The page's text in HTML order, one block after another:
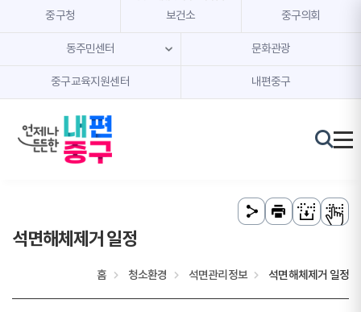
본문 내용 바로가기
주메뉴 바로가기
중구청 보건소 중구의회
동주민센터 문화관광
중구교육지원센터 내편중구
석면해체제거 일정
홈 청소환경 석면관리정보 석면해체제거 일정